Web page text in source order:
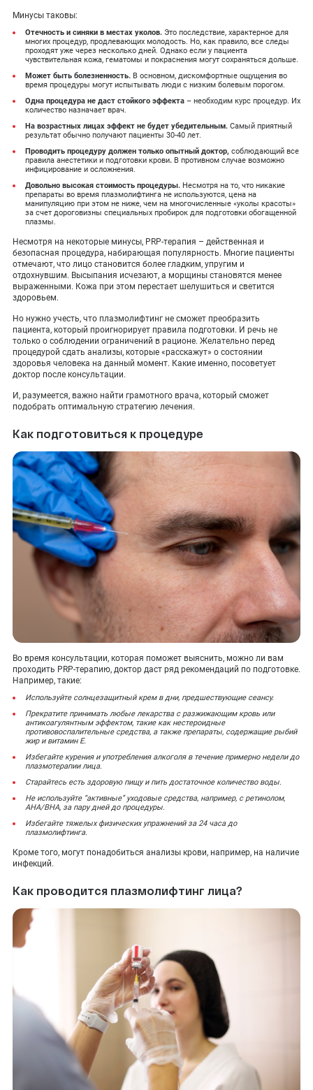
Минусы таковы:
Отечность и синяки в местах уколов. Это последствие, характерное для
многих процедур, продлевающих молодость. Но, как правило, все следы
проходят уже через несколько дней. Однако если у пациента
чувствительная кожа, гематомы и покраснения могут сохраняться дольше.
Может быть болезненность. В основном, дискомфортные ощущения во
время процедуры могут испытывать люди с низким болевым порогом.
Одна процедура не даст стойкого эффекта – необходим курс процедур. Их
количество назначает врач.
На возрастных лицах эффект не будет убедительным. Самый приятный
результат обычно получают пациенты 30-40 лет.
Проводить процедуру должен только опытный доктор, соблюдающий все
правила анестетики и подготовки крови. В противном случае возможно
инфицирование и осложнения.
Довольно высокая стоимость процедуры. Несмотря на то, что никакие
препараты во время плазмолифтинга не используются, цена на
манипуляцию при этом не ниже, чем на многочисленные «уколы красоты»
за счет дороговизны специальных пробирок для подготовки обогащенной
плазмы.
Несмотря на некоторые минусы, PRP-терапия – действенная и
безопасная процедура, набирающая популярность. Многие пациенты
отмечают, что лицо становится более гладким, упругим и
отдохнувшим. Высыпания исчезают, а морщины становятся менее
выраженными. Кожа при этом перестает шелушиться и светится
здоровьем.
Но нужно учесть, что плазмолифтинг не сможет преобразить
пациента, который проигнорирует правила подготовки. И речь не
только о соблюдении ограничений в рационе. Желательно перед
процедурой сдать анализы, которые «расскажут» о состоянии
здоровья человека на данный момент. Какие именно, посоветует
доктор после консультации.
И, разумеется, важно найти грамотного врача, который сможет
подобрать оптимальную стратегию лечения.
Как подготовиться к процедуре
Во время консультации, которая поможет выяснить, можно ли вам
проходить PRP-терапию, доктор даст ряд рекомендаций по подготовке.
Например, такие:
Используйте солнцезащитный крем в дни, предшествующие сеансу.
Прекратите принимать любые лекарства с разжижающим кровь или
антикоагулянтным эффектом, такие как нестероидные
противовоспалительные средства, а также препараты, содержащие рыбий
жир и витамин Е.
Избегайте курения и употребления алкоголя в течение примерно недели до
плазмотерапии лица.
Старайтесь есть здоровую пищу и пить достаточное количество воды.
Не используйте “активные” уходовые средства, например, с ретинолом,
AHA/BHA, за пару дней до процедуры.
Избегайте тяжелых физических упражнений за 24 часа до
плазмолифтинга.
Кроме того, могут понадобиться анализы крови, например, на наличие
инфекций.
Как проводится плазмолифтинг лица?